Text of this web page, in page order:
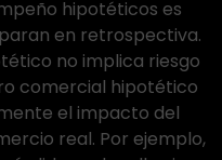
hipotéticos es
en retrospectiva.
no implica riesgo
comercial hipotético
el impacto del
real. Por ejemplo,